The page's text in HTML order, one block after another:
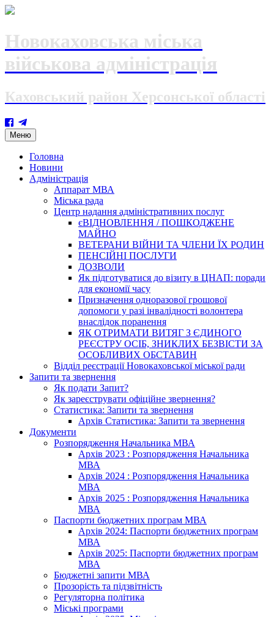
Новокаховська міська
військова адміністрація
Каховський район Херсонської області
Меню Skip
to
content
Головна
Новини
Адміністрація
Аппарат МВА
Міська рада
Центр надання адміністративних послуг
єВІДНОВЛЕННЯ / ПОШКОДЖЕНЕ
МАЙНО
ВЕТЕРАНИ ВІЙНИ ТА ЧЛЕНИ ЇХ РОДИН
ПЕНСІЙНІ ПОСЛУГИ
ДОЗВОЛИ
Як підготуватися до візиту в ЦНАП: поради
для економії часу
Призначення одноразової грошової
допомоги у разі інвалідності волонтера
внаслідок поранення
ЯК ОТРИМАТИ ВИТЯГ З ЄДИНОГО
РЕЄСТРУ ОСІБ, ЗНИКЛИХ БЕЗВІСТИ ЗА
ОСОБЛИВИХ ОБСТАВИН
Відділ реєстрації Новокаховської міської ради
Запити та звернення
Як подати Запит?
Як зареєструвати офіційне звернення?
Статистика: Запити та звернення
Архів Статистика: Запити та звернення
Документи
Розпорядження Начальника МВА
Архів 2023 : Розпорядження Начальника
МВА
Архів 2024 : Розпорядження Начальника
МВА
Архів 2025 : Розпорядження Начальника
МВА
Паспорти бюджетних програм МВА
Архів 2024: Паспорти бюджетних програм
МВА
Архів 2025: Паспорти бюджетних програм
МВА
Бюджетні запити МВА
Прозорість та підзвітність
Регуляторна політика
Міські програми